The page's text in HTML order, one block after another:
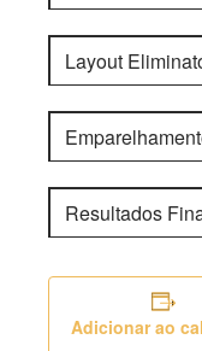
Layout
Resultados
Adicionar ao